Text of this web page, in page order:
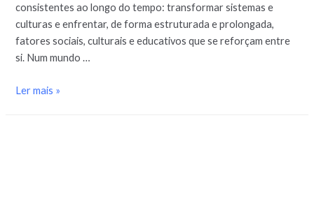
consistentes ao longo do tempo: transformar sistemas e
culturas e enfrentar, de forma estruturada e prolongada,
fatores sociais, culturais e educativos que se reforçam entre
si. Num mundo …
Ler mais »